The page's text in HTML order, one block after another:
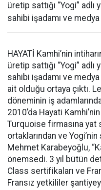
üretip sattığı “Yogi” adlı
sahibi işadamı ve
HAYATİ Kamhi’nin
üretip sattığı “Yogi” adlı
sahibi işadamı ve
ait olduğu ortaya çıktı.
döneminin iş
2010’da Hayati
Turquoise firmasına yat
ortaklarından ve
Mehmet Karabeyoğlu,
önemsedi. 3 yıl bütün
Class sertifikaları ve
Fransız yetkililer